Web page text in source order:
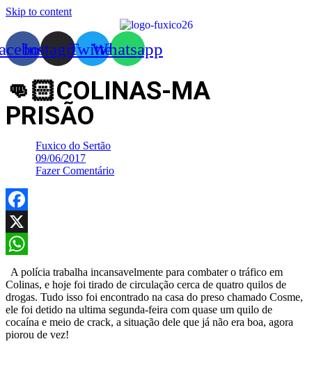
Skip to content
InstagramTwitterWhatsapp
👊🏻COLINAS-MA
PRISÃO
Fuxico do Sertão
09/06/2017
Fazer Comentário
Facebook
X
WhatsApp
A polícia trabalha incansavelmente para combater o tráfico em
Colinas, e hoje foi tirado de circulação cerca de quatro quilos de
drogas. Tudo isso foi encontrado na casa do preso chamado Cosme,
ele foi detido na ultima segunda-feira com quase um quilo de
cocaína e meio de crack, a situação dele que já não era boa, agora
piorou de vez!